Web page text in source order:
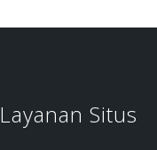
Layanan Situs